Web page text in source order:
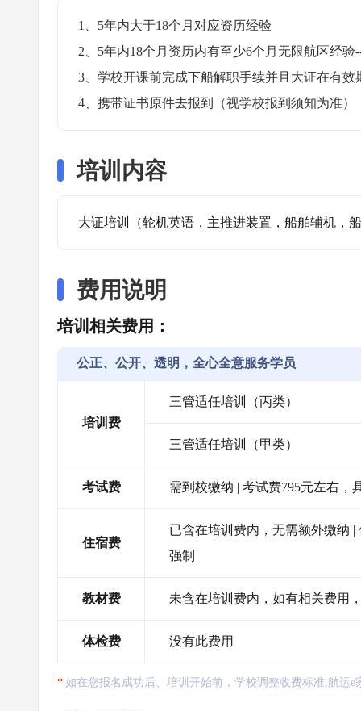
1、5年内大于18个月对应资历经验
2、5年内18个月资历内有至少6个月无限航区经验
3、学校开课前完成下船解职手续并且大证在有效
4、携带证书原件去报到（视学校报到须知为准）
培训内容
大证培训（轮机英语，主推进装置，船舶辅机，
费用说明
培训相关费用：
公正、公开、透明，全心全意服务学员
培训费
三管适任培训（丙类）
三管适任培训（甲类）
考试费 需到校缴纳 | 考试费795元左右，
住宿费
已含在培训费内，无需额外缴纳
强制
教材费 未含在培训费内，如有相关费用
体检费 没有此费用
如在您报名成功后、培训开始前，学校调整收费标准,航运